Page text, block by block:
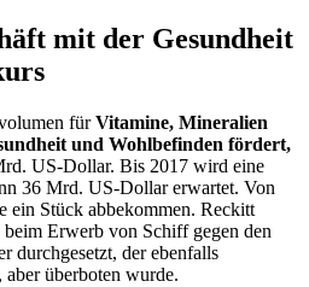
mit der Gesundheit
fürVitamine, Mineralien
und Wohlbefinden fördert,
US-Dollar. Bis 2017 wird eine
36 Mrd. US-Dollar erwartet. Von
ein Stück abbekommen. Reckitt
Erwerb von Schiff gegen den
durchgesetzt, der ebenfalls
aber überboten wurde.